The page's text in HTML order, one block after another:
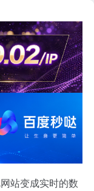
站变成实时的数